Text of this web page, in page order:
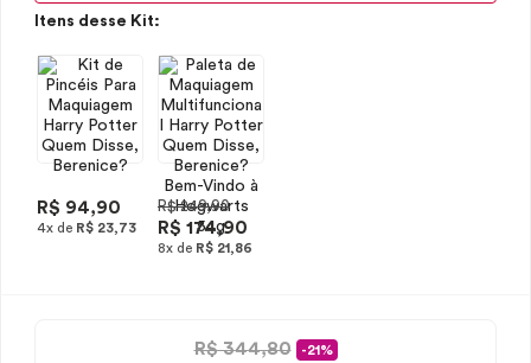
Itens desse Kit:
R$ 94,90
4x de R$ 23,73
R$ 249,90
R$ 174,90
8x de R$ 21,86
R$ 344,80 -21%